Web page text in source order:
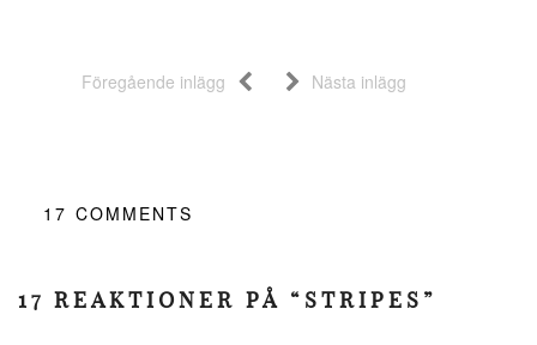
Föregående inlägg Nästa inlägg
17 COMMENTS
17 REAKTIONER PÅ “STRIPES”